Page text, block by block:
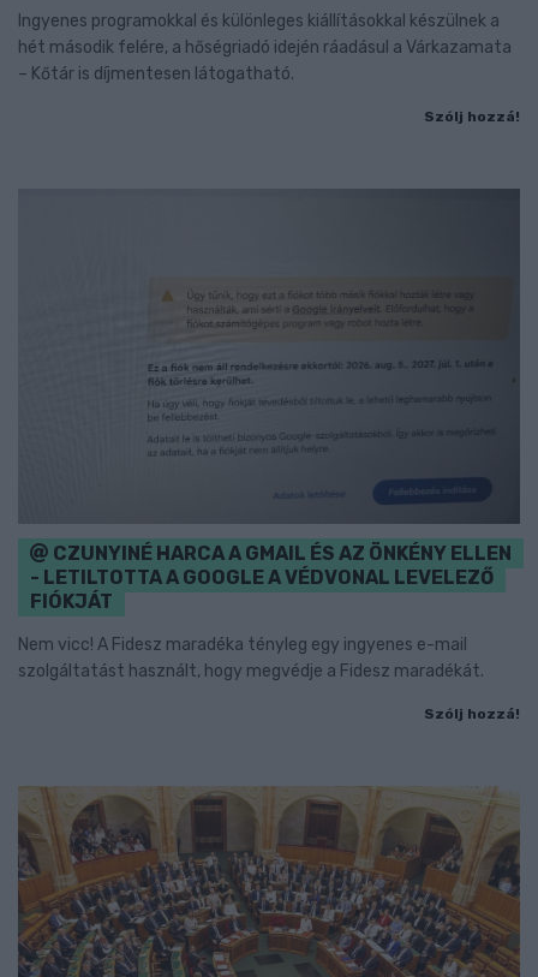
Ingyenes programokkal és különleges kiállításokkal készülnek a
hét második felére, a hőségriadó idején ráadásul a Várkazamata
– Kőtár is díjmentesen látogatható.
Szólj hozzá!
CZUNYINÉ HARCA A GMAIL ÉS AZ ÖNKÉNY ELLEN
- LETILTOTTA A GOOGLE A VÉDVONAL LEVELEZŐ
FIÓKJÁT
Nem vicc! A Fidesz maradéka tényleg egy ingyenes e-mail
szolgáltatást használt, hogy megvédje a Fidesz maradékát.
Szólj hozzá!